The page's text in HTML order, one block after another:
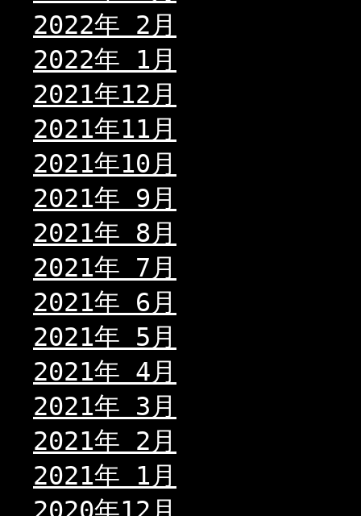
2022年 2月
2022年 1月
2021年12月
2021年11月
2021年10月
2021年 9月
2021年 8月
2021年 7月
2021年 6月
2021年 5月
2021年 4月
2021年 3月
2021年 2月
2021年 1月